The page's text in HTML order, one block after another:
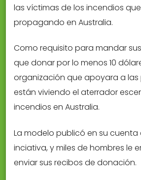
las víctimas de los incendios
propagando en Australia.
Como requisito para mandar
que donar por lo menos 10
organización que apoyara a las
están viviendo el aterrador
incendios en Australia.
La modelo publicó en su cuenta
inciativa, y miles de hombres le
enviar sus recibos de donación.